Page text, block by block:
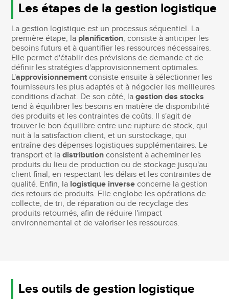
Les étapes de la gestion logistique
La gestion logistique est un processus séquentiel. La
première étape, la planification, consiste à anticiper les
besoins futurs et à quantifier les ressources nécessaires.
Elle permet d'établir des prévisions de demande et de
définir les stratégies d'approvisionnement optimales.
L'approvisionnement consiste ensuite à sélectionner les
fournisseurs les plus adaptés et à négocier les meilleures
conditions d'achat. De son côté, lagestion des stocks
tend à équilibrer les besoins en matière de disponibilité
des produits et les contraintes de coûts. Il s'agit de
trouver le bon équilibre entre une rupture de stock, qui
nuit à la satisfaction client, et un surstockage, qui
entraîne des dépenses logistiques supplémentaires. Le
transport et ladistribution consistent à acheminer les
produits du lieu de production ou de stockage jusqu'au
client final, en respectant les délais et les contraintes de
qualité. Enfin, la logistique inverse concerne la gestion
des retours de produits. Elle englobe les opérations de
collecte, de tri, de réparation ou de recyclage des
produits retournés, afin de réduire l'impact
environnemental et de valoriser les ressources.
Les outils de gestion logistique